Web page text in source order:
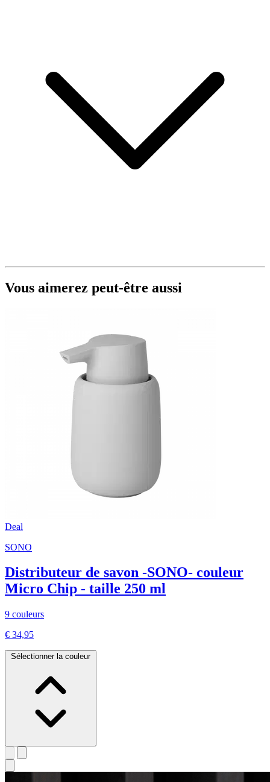
Vous aimerez peut-être aussi
Deal
SONO
Distributeur de savon -SONO- couleur
Micro Chip - taille 250 ml
9 couleurs
€ 34,95
Sélectionner la couleur